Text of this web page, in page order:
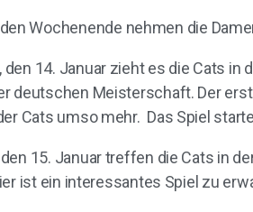
Wochenende nehmen die
den 14. Januar zieht es die Cats
deutschen Meisterschaft. Der
Cats umso mehr. Das Spiel
15. Januar treffen die Cats in
ist ein interessantes Spiel zu